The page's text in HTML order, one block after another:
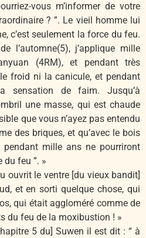
vous m’informer de votre
? ”. Le vieil homme lui
c’est seulement la force du feu.
l’automne(5), j’applique mille
(4RM), et pendant très
froid ni la canicule, et pendant
sensation de faim. Jusqu’à
une masse, qui est chaude
que vous n’ayez pas entendu
des briques, et qu’avec le bois
mille ans ne pourriront
du feu ”. »
ouvrit le ventre [du vieux bandit]
et en sorti quelque chose, qui
qui était aggloméré comme de
du feu de la moxibustion ! »
5 du] Suwen il est dit : “ à